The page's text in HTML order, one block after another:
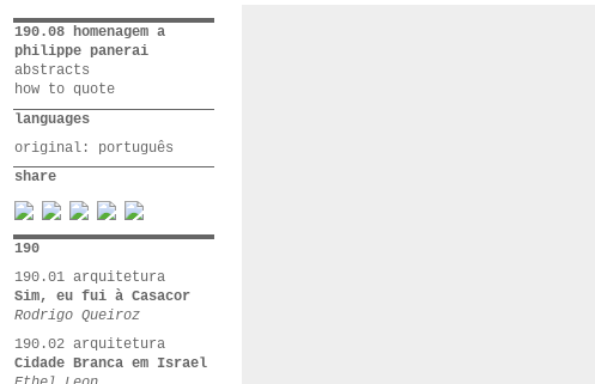
190.08 homenagem a
philippe panerai
abstracts
how to quote
languages
original: português
share
190
190.01 arquitetura
Sim, eu fui à Casacor
Rodrigo Queiroz
190.02 arquitetura
Cidade Branca em Israel